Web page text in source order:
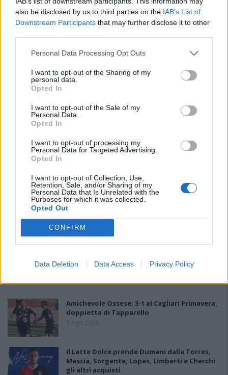
also be disclosed by us to third parties on the IAB’s List of
Downstream Participants that may further disclose it to other
Personal Data Processing Opt Outs
I want to opt-out of the Sharing of my
personal data.
Opted In
I want to opt-out of the Sale of my
Personal Data.
Opted In
I want to opt-out of processing my
Personal Data for Targeted Advertising.
Opted In
I want to opt-out of Collection, Use,
Retention, Sale, and/or Sharing of my
Personal Data that Is Unrelated with the
Purposes for which it was collected.
Opted Out
CONFIRM
Data Deletion Data Access Privacy Policy
Amichevole Ossese: 3-1 al Cagliari Primavera,
doppietta di Tapparello
8 Ago 2026
Il Latte Dolce prende Dumani dalla Torres,
Mascia, Sorgente, Lopes, Limberti e Cherchi
gli altri acquisti